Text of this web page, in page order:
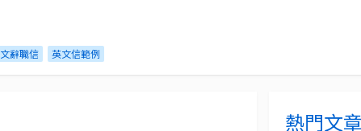
辭職信 英文信範例
熱門文章